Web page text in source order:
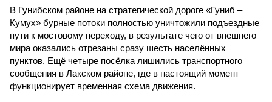
В Гунибском районе на стратегической дороге «Гуниб –
Кумух» бурные потоки полностью уничтожили подъездные
пути к мостовому переходу, в результате чего от внешнего
мира оказались отрезаны сразу шесть населённых
пунктов. Ещё четыре посёлка лишились транспортного
сообщения в Лакском районе, где в настоящий момент
функционирует временная схема движения.